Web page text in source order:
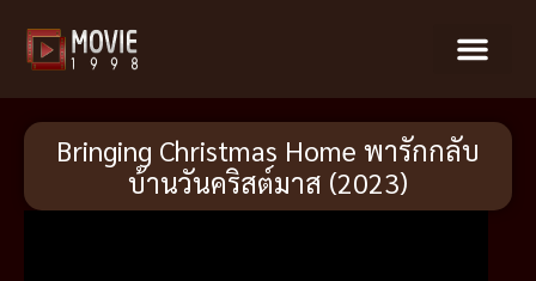
Bringing Christmas Home พารักกลับ
บ้านวันคริสต์มาส (2023)